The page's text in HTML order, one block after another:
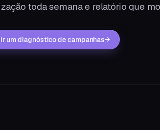
toda semana e relatório que
um diagnóstico de campanhas→